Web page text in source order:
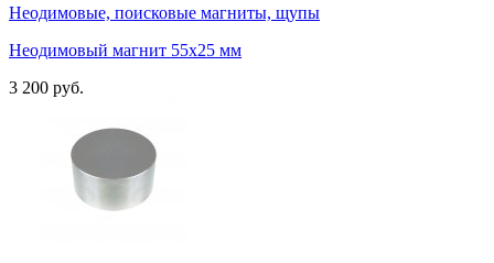
Неодимовые, поисковые магниты, щупы
Неодимовый магнит 55х25 мм
3 200 руб.